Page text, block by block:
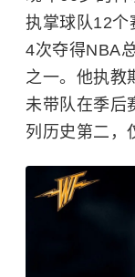
执掌球队12个
4次夺得NBA
之一。他执教
未带队在季后
列历史第二，